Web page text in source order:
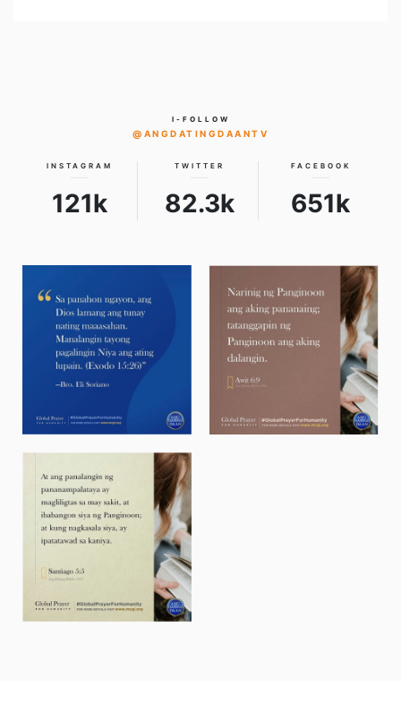
I-FOLLOW
@ANGDATINGDAANTV
INSTAGRAM
121k
TWITTER
82.3k
FACEBOOK
651k